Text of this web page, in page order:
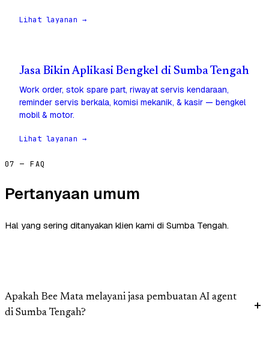
Lihat layanan →
Jasa Bikin Aplikasi Bengkel di Sumba Tengah
Work order, stok spare part, riwayat servis kendaraan,
reminder servis berkala, komisi mekanik, & kasir — bengkel
mobil & motor.
Lihat layanan →
07 — FAQ
Pertanyaan umum
Hal yang sering ditanyakan klien kami di Sumba Tengah.
Apakah Bee Mata melayani jasa pembuatan AI agent
di Sumba Tengah?